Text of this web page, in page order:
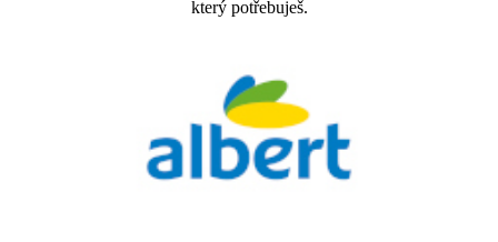
který potřebuješ.